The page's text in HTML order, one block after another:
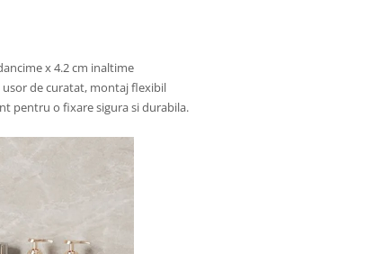
x 4.2 cm inaltime
usor de curatat, montaj flexibil
pentru o fixare sigura si durabila.